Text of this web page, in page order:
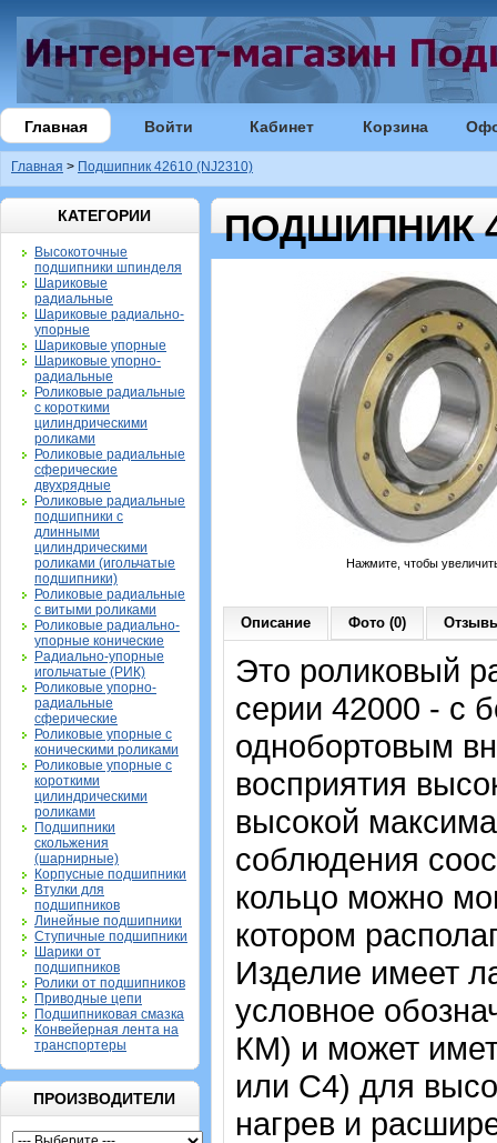
Главная Войти Кабинет Корзина
Главная > Подшипник 42610 (NJ2310)
КАТЕГОРИИ
Высокоточные
подшипники шпинделя
Шариковые
радиальные
Шариковые радиально-
упорные
Шариковые упорные
Шариковые упорно-
радиальные
Роликовые радиальные
с короткими
цилиндрическими
роликами
Роликовые радиальные
сферические
двухрядные
Роликовые радиальные
подшипники с
длинными
цилиндрическими
роликами (игольчатые
подшипники)
Роликовые радиальные
с витыми роликами
Роликовые радиально-
упорные конические
Радиально-упорные
игольчатые (РИК)
Роликовые упорно-
радиальные
сферические
Роликовые упорные с
коническими роликами
Роликовые упорные с
короткими
цилиндрическими
роликами
Подшипники
скольжения
(шарнирные)
Корпусные подшипники
Втулки для
подшипников
Линейные подшипники
Ступичные подшипники
Шарики от
подшипников
Ролики от подшипников
Приводные цепи
Подшипниковая смазка
Конвейерная лента на
транспортеры
ПРОИЗВОДИТЕЛИ
ПОДШИПНИК
Нажмите, чтобы
Описание Фото (0)
Это роликовый
серии 42000 - с
однобортовым
восприятия
высокой
соблюдения
кольцо можно
котором
Изделие имеет
условное
КМ) и может
или C4) для
нагрев и